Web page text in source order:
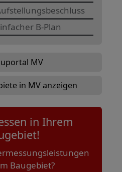
B-Plan
MV
in MV anzeigen
in Ihrem
Baugebiet?